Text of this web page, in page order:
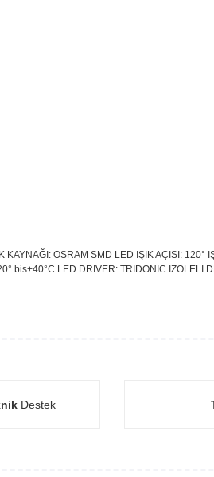
OSRAM SMD LED IŞIK AÇISI: 120°
bis+40°C LED DRIVER: TRIDONIC İZOLELİ
Destek